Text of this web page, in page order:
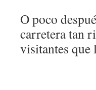
O poco
carretera tan
visitantes que